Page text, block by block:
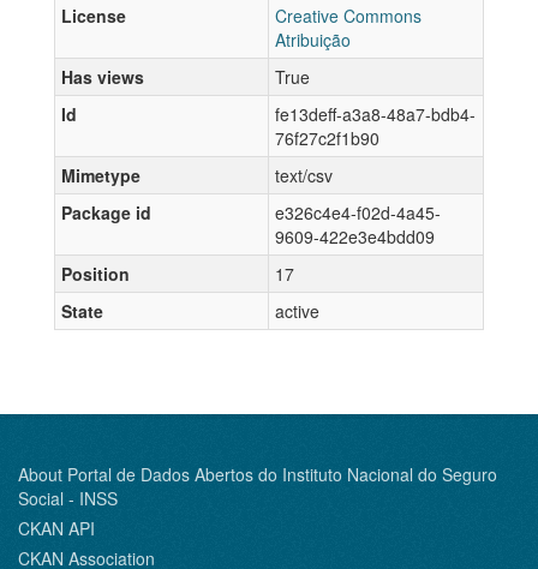
License
Creative Commons
Atribuição
Has views
True
Id
fe13deff-a3a8-48a7-bdb4-
76f27c2f1b90
Mimetype
text/csv
Package id
e326c4e4-f02d-4a45-
9609-422e3e4bdd09
Position
17
State
active
About Portal de Dados Abertos do Instituto Nacional do Seguro
Social - INSS
CKAN API
CKAN Association